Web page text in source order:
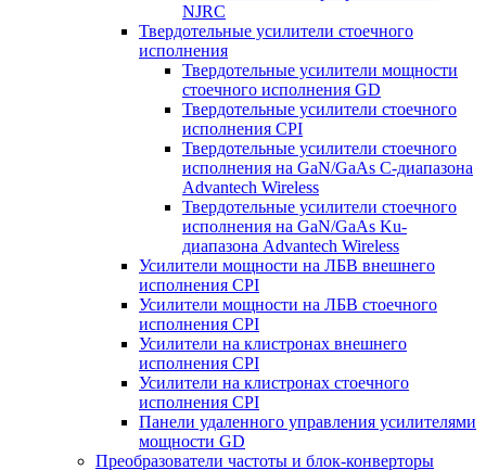
NJRC
Твердотельные усилители стоечного
исполнения
Твердотельные усилители мощности
стоечного исполнения GD
Твердотельные усилители стоечного
исполнения CPI
Твердотельные усилители стоечного
исполнения на GaN/GaAs С-диапазона
Advantech Wireless
Твердотельные усилители стоечного
исполнения на GaN/GaAs Ku-
диапазона Advantech Wireless
Усилители мощности на ЛБВ внешнего
исполнения CPI
Усилители мощности на ЛБВ стоечного
исполнения CPI
Усилители на клистронах внешнего
исполнения CPI
Усилители на клистронах стоечного
исполнения CPI
Панели удаленного управления усилителями
мощности GD
Преобразователи частоты и блок-конверторы